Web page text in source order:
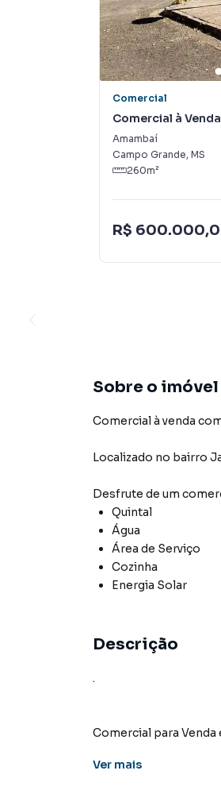
Comercial
Comercial à
Amambaí
Campo Grande, MS
260m²
R$
Sobre o imóvel
Comercial à venda
Localizado no bairro
Desfrute de um
Quintal
Água
Área de Serviço
Cozinha
Energia Solar
Descrição
.
Comercial para
em contato com
Ver mais